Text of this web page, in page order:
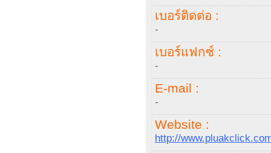
เบอร์ติดต่อ :
-
เบอร์แฟกซ์ :
-
E-mail :
-
Website :
http://